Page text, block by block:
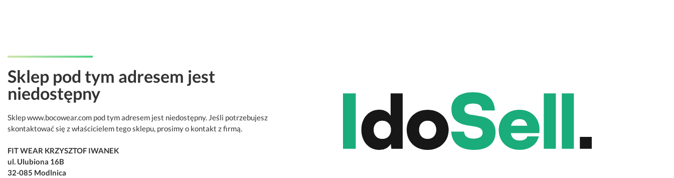
Sklep pod tym adresem jest
niedostępny
Sklep www.bocowear.com pod tym adresem jest niedostępny. Jeśli potrzebujesz
skontaktować się z właścicielem tego sklepu, prosimy o kontakt z firmą.
FIT WEAR KRZYSZTOF IWANEK
ul. Ulubiona 16B
32-085 Modlnica